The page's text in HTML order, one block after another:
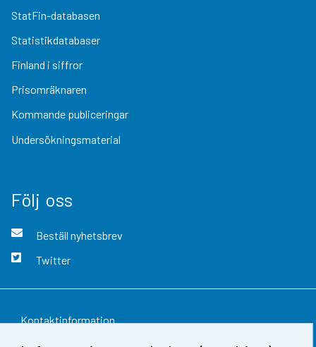
StatFin-databasen
Statistikdatabaser
Finland i siffror
Prisomräknaren
Kommande publiceringar
Undersökningsmaterial
Följ oss
Beställ nyhetsbrev
Twitter
Kontaktinformation